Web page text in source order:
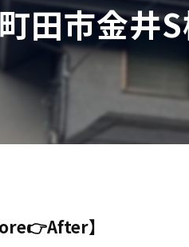
田市金井
】